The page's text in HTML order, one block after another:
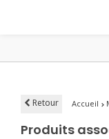
Retour Accueil
Produits